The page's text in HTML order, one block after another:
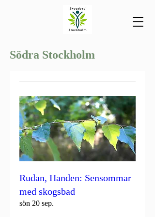
Södra Stockholm
Rudan, Handen: Sensommar
med skogsbad
sön 20 sep.